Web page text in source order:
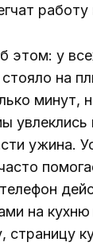
работу
этом: у
на
минут,
увлеклись
ужина.
на
страницу